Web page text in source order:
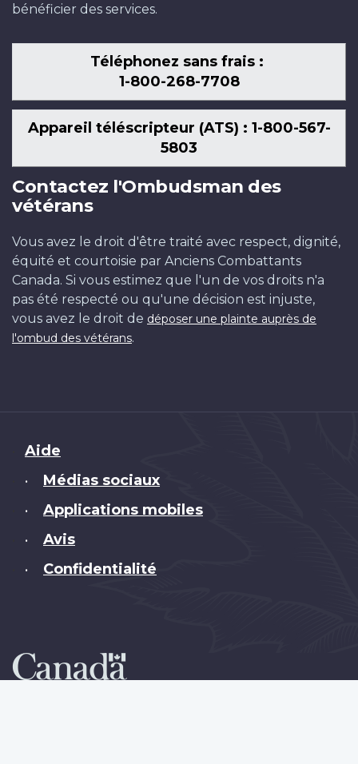
bénéficier des services.
Téléphonez sans frais :
1-800-268-7708
Appareil téléscripteur (ATS) : 1-800-567-
5803
Contactez l'Ombudsman des
vétérans
Vous avez le droit d'être traité avec respect, dignité,
équité et courtoisie par Anciens Combattants
Canada. Si vous estimez que l'un de vos droits n'a
pas été respecté ou qu'une décision est injuste,
vous avez le droit de déposer une plainte auprès de
l'ombud des vétérans.
Brand
Aide
• Médias sociaux
• Applications mobiles
• Avis
• Confidentialité